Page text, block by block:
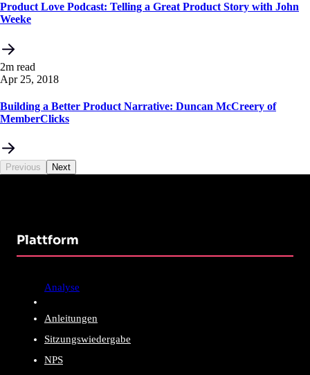
Product Love Podcast: Telling a Great Product Story with John
Weeke
2m read
Apr 25, 2018
Building a Better Product Narrative: Duncan McCreery of
MemberClicks
Previous Next
Plattform
Analyse
Anleitungen
Sitzungswiedergabe
NPS